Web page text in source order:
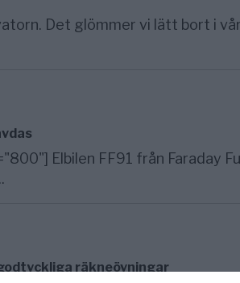
Det glömmer vi lätt bort i vår
Elbilen FF91 från Faraday
räkneövningar